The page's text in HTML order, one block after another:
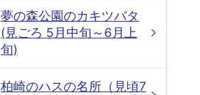
夢の森公園のカキツバタ
(見ごろ 5月中旬～6月上
旬)
柏崎のハスの名所（見頃7